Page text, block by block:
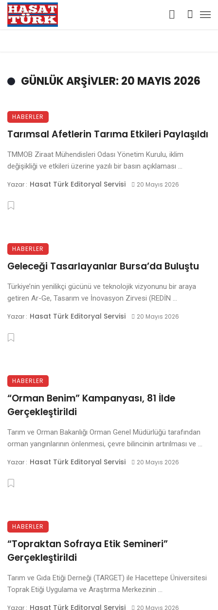
GÜNLÜK ARŞIVLER: 20 MAYIS 2026
HABERLER
Tarımsal Afetlerin Tarıma Etkileri Paylaşıldı
TMMOB Ziraat Mühendisleri Odası Yönetim Kurulu, iklim
değişikliği ve etkileri üzerine yazılı bir basın açıklaması ...
Yazar : Hasat Türk Editoryal Servisi 20 Mayıs 2026
HABERLER
Geleceği Tasarlayanlar Bursa’da Buluştu
Türkiye’nin yenilikçi gücünü ve teknolojik vizyonunu bir araya
getiren Ar-Ge, Tasarım ve İnovasyon Zirvesi (REDİN ...
Yazar : Hasat Türk Editoryal Servisi 20 Mayıs 2026
HABERLER
“Orman Benim” Kampanyası, 81 İlde
Gerçekleştirildi
Tarım ve Orman Bakanlığı Orman Genel Müdürlüğü tarafından
orman yangınlarının önlenmesi, çevre bilincinin artırılması ve ...
Yazar : Hasat Türk Editoryal Servisi 20 Mayıs 2026
HABERLER
“Topraktan Sofraya Etik Semineri”
Gerçekleştirildi
Tarım ve Gıda Etiği Derneği (TARGET) ile Hacettepe Üniversitesi
Toprak Etiği Uygulama ve Araştırma Merkezinin ...
Yazar : Hasat Türk Editoryal Servisi 20 Mayıs 2026